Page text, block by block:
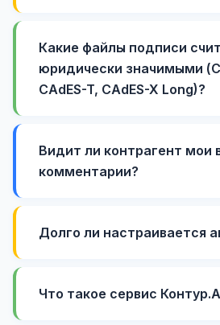
Какие файлы подписи
юридически значимыми
CAdES-T, CAdES-X Long)?
Видит ли контрагент мои
комментарии?
Долго ли настраивается
Что такое сервис